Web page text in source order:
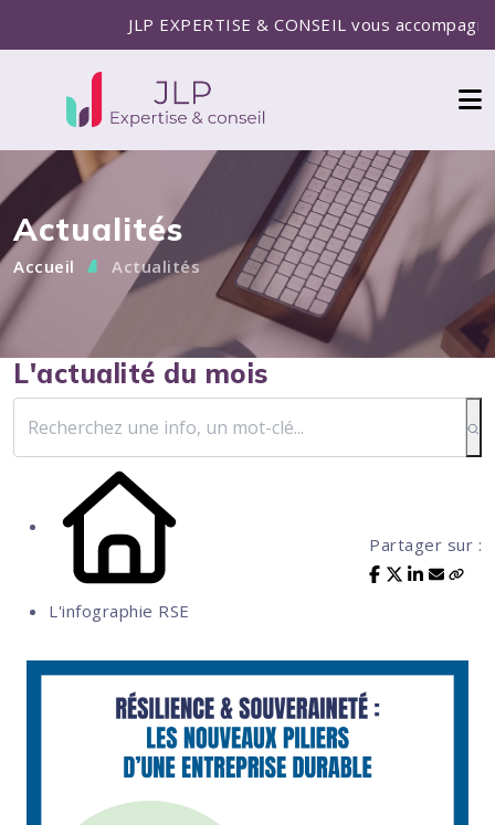
JLP EXPERTISE & CONSEIL vous accompagne
Actualités
Accueil Actualités
L'actualité du mois
L'infographie RSE
Partager sur :